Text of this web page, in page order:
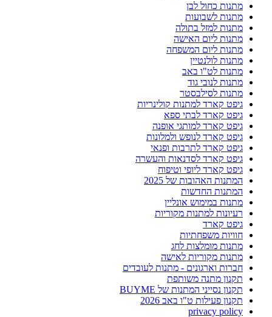
מתנות כחול לבן
מתנות לשבועות
מתנות למזל בתולה
מתנות ליום האישה
מתנות ליום המשפחה
מתנות לולנטיין
מתנות לט"ו באב
מתנות לנובי גוד
מתנות לסילבסטר
גיפט קארד למתנות קולינריות
גיפט קארד לבתי ספא
גיפט קארד למותגי אופנה
גיפט קארד לנופש ולמלונות
גיפט קארד לתרבות ופנאי
גיפט קארד לסדנאות והעשרה
גיפט קארד ליופי וטיפוח
המתנות האהובות של 2025
המתנות החדשות
מתנות במימוש אונליין
רעיונות למתנות מקוריות
גיפט קארד
חוויות משפחתיות
מתנות מומלצות לחג
מתנות מקוריות לאישה
חברות וארגונים - מתנות לעובדים
תקנון מתנה משותפת
תקנון נסייני המתנות של BUYME
תקנון פעילות ט"ו באב 2026
privacy policy